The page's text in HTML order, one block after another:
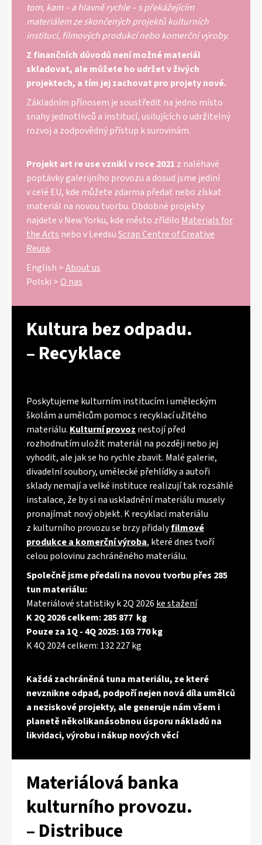
tom, kam – a hlavně rychle – s překážejícím
materiálem ze skončených projektů kulturních
institucí, filmových produkcí nebo komerční výroby.
Z finančních důvodů není možné materiál
skladovat, ale můžete ho udržet v živých
projektech, a tím jej zachovat pro projety nové.
Základním přínosem je soustředit na jedno místo
snahy jednotlivců a institucí, usilujících o udržitelný
rozvoj a zodpovědný přístup k surovinám.
Projekt art re use vznikl v roce 2021 z naléhavé
poptávky galerijního provozu a dosud jsme jediní
v celé EU, kde můžete zdarma předat nebo získat
materiál na novou tvorbu. Obdobné projekty
najdete v New Yorku, kde město zřídilo Materials for
the Arts nebo v LeedsuScrap Centre of Creative
Reuse.
English >About us
Polski >O nas
Kultura bez odpadu.
– Recyklace
Poskytujeme kulturním institucím i uměleckým
školám a umělcům pomoc s recyklací užitého
materiálu. Kulturní provoz nestojí před
rozhodnutím uložit materiál na později nebo jej
vyhodit, ale jak se ho rychle zbavit. Malé galerie,
divadelní soubory, umělecké přehlídky a autoři
sklady nemají a velké instituce realizují tak rozsáhlé
instalace, že by si na uskladnění materiálu musely
pronajímat nový objekt. K recyklaci materiálu
z kulturního provozu se brzy přidalyfilmové
produkce a komerční výroba, které dnes tvoří
celou polovinu zachráněného materiálu.
Společně jsme předali na novou tvorbu přes 285
tun materiálu:
Materiálové statistiky k 2Q 2026 ke stažení
K 2Q 2026 celkem: 285 877 kg
Pouze za 1Q - 4Q 2025: 103 770 kg
K 4Q 2024 celkem: 132 227 kg
Každá zachráněná tuna materiálu, ze které
nevznikne odpad, podpoří nejen nová díla umělců
a neziskové projekty, ale generuje nám všem i
planetě několikanásobnou úsporu nákladů na
likvidaci, výrobu i nákup nových věcí
Materiálová banka
kulturního provozu.
– Distribuce
GUMOVÉ
RUKAVICE